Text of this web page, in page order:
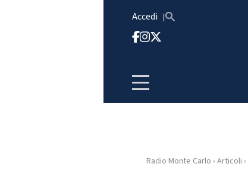
Accedi
HOMERadio Monte Carlo › Articoli ›